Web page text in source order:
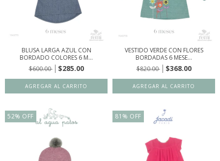
BLUSA LARGA AZUL CON
BORDADO COLORES 6 M...
$600.00
$285.00
VESTIDO VERDE CON FLORES
BORDADAS 6 MESE...
$820.00
$368.00
52% OFF 81 % OFF